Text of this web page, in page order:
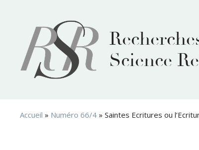
Science
Accueil » Numéro 66/4 » Saintes Ecritures ou